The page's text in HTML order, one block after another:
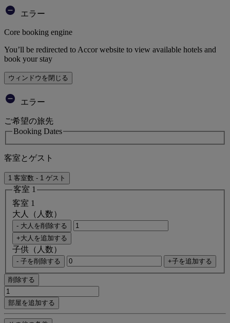
エラー
Core booking engine
You’ll be redirected to Accor website to view available hotels and
book your stay
ウィンドウを閉じる
エラー
ご希望の旅先
Booking Dates
客室とゲスト
1 客室数 - 1 ゲスト
客室 1
客室 1
大人（人数）
- 大人を削除する
+大人を追加する
子供（人数）
- 子を削除する +子を追加する
削除する
部屋を追加する